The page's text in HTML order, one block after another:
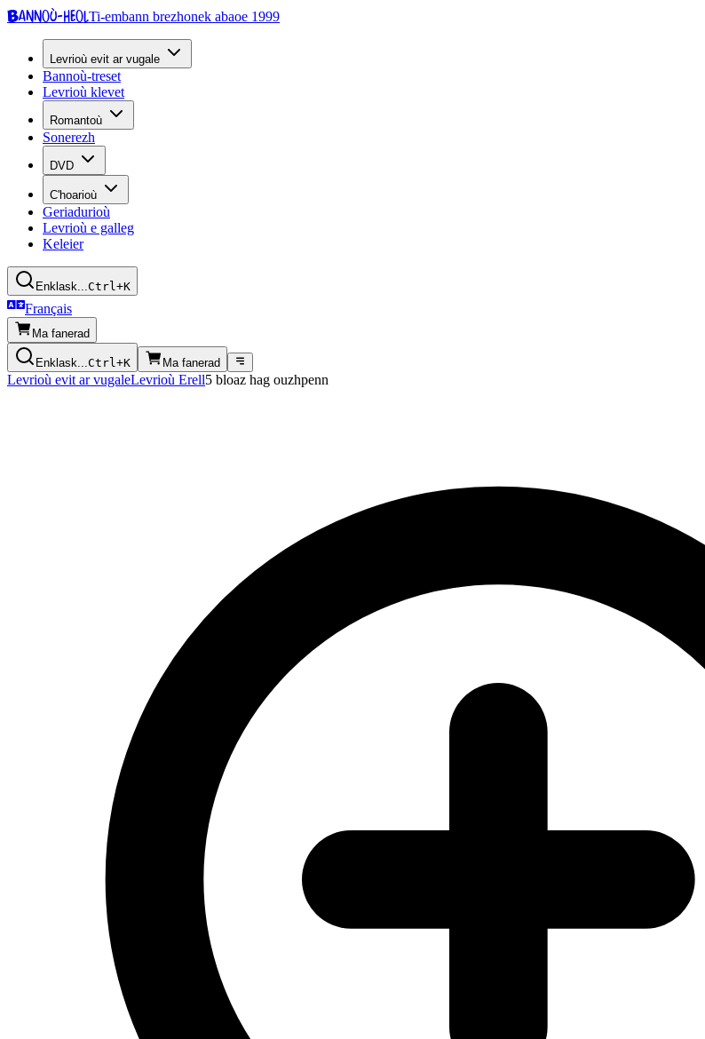
Bannoù-heolTi-embann brezhonek abaoe 1999
Levrioù evit ar vugale
Bannoù-treset
Levrioù klevet
Romantoù
Sonerezh
DVD
C'hoarioù
Geriadurioù
Levrioù e galleg
Keleier
Enklask...Ctrl+K
Français
Ma fanerad
Enklask...Ctrl+K Ma fanerad
Levrioù evit ar vugaleLevrioù Erell5 bloaz hag ouzhpenn